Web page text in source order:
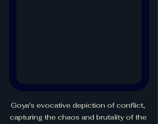
Goya's evocative depiction of conflict,
capturing the chaos and brutality of the